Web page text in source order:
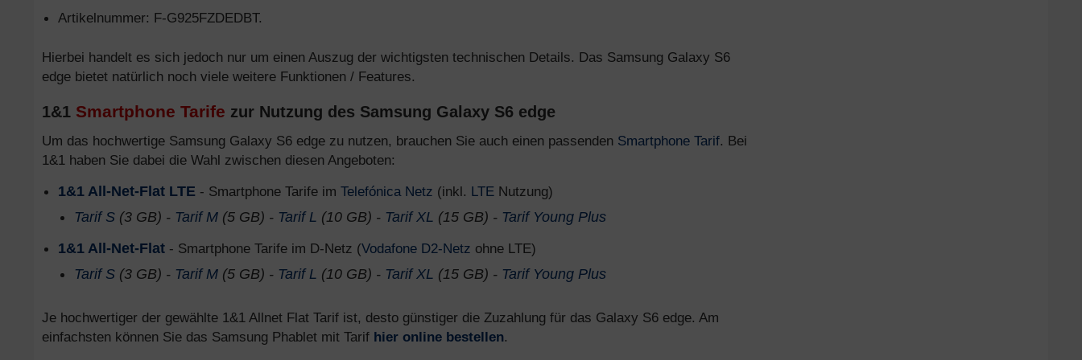
Artikelnummer: F-G925FZDEDBT.
Hierbei handelt es sich jedoch nur um einen Auszug der wichtigsten technischen Details. Das Samsung Galaxy S6
edge bietet natürlich noch viele weitere Funktionen / Features.
1&1 Smartphone Tarife zur Nutzung des Samsung Galaxy S6 edge
Um das hochwertige Samsung Galaxy S6 edge zu nutzen, brauchen Sie auch einen passenden Smartphone Tarif. Bei
1&1 haben Sie dabei die Wahl zwischen diesen Angeboten:
1&1 All-Net-Flat LTE - Smartphone Tarife im Telefónica Netz (inkl. LTE Nutzung)
Tarif S (3 GB) - Tarif M (5 GB) - Tarif L (10 GB) - Tarif XL (15 GB) - Tarif Young Plus
1&1 All-Net-Flat - Smartphone Tarife im D-Netz (Vodafone D2-Netz ohne LTE)
Tarif S (3 GB) - Tarif M (5 GB) - Tarif L (10 GB) - Tarif XL (15 GB) - Tarif Young Plus
Je hochwertiger der gewählte 1&1 Allnet Flat Tarif ist, desto günstiger die Zuzahlung für das Galaxy S6 edge. Am
einfachsten können Sie das Samsung Phablet mit Tarif hier online bestellen.